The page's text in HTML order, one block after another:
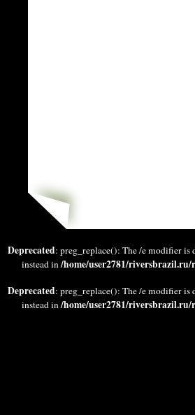
Deprecated: preg_replace(): The /e modifier is
instead in/home/user2781/
Deprecated: preg_replace(): The /e modifier is
instead in/home/user2781/